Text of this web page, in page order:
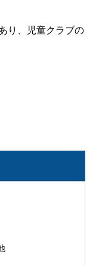
り、児童クラブの